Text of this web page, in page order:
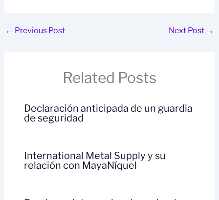
← Previous Post Next Post →
Related Posts
Declaración anticipada de un guardia
de seguridad
International Metal Supply y su
relación con MayaNíquel